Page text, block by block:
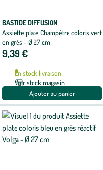
BASTIDE DIFFUSION
Assiette plate Champêtre coloris vert
en grès - Ø 27 cm
9,39 €
En stock livraison
Voir stock magasin
Ajouter au panier